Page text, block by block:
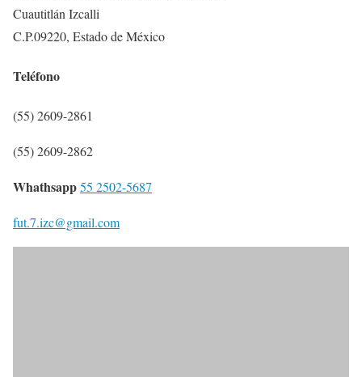
Cuautitlán Izcalli
C.P.09220, Estado de México
Teléfono
(55) 2609-2861
(55) 2609-2862
Whathsapp55 2502-5687
fut.7.izc@gmail.com